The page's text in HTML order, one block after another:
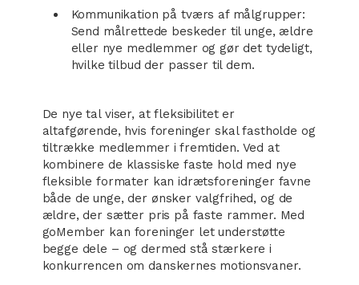
Kommunikation på tværs af målgrupper:
Send målrettede beskeder til unge, ældre
eller nye medlemmer og gør det tydeligt,
hvilke tilbud der passer til dem.
De nye tal viser, at fleksibilitet er
altafgørende, hvis foreninger skal fastholde og
tiltrække medlemmer i fremtiden. Ved at
kombinere de klassiske faste hold med nye
fleksible formater kan idrætsforeninger favne
både de unge, der ønsker valgfrihed, og de
ældre, der sætter pris på faste rammer. Med
goMember kan foreninger let understøtte
begge dele – og dermed stå stærkere i
konkurrencen om danskernes motionsvaner.